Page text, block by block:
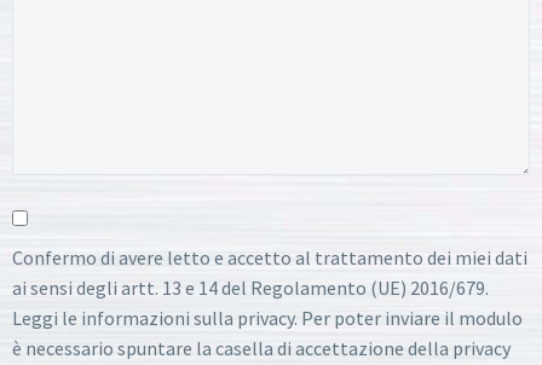
Confermo di avere letto e accetto al trattamento dei miei dati
ai sensi degli artt. 13 e 14 del Regolamento (UE) 2016/679.
Leggi le informazioni sulla privacy. Per poter inviare il modulo
è necessario spuntare la casella di accettazione della privacy